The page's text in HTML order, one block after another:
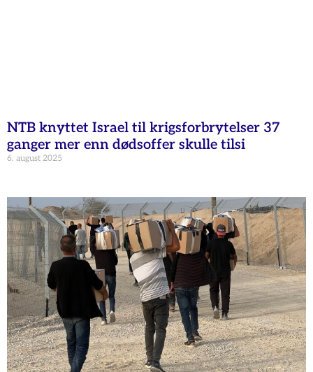
NTB knyttet Israel til krigsforbrytelser 37
ganger mer enn dødsoffer skulle tilsi
6. august 2025